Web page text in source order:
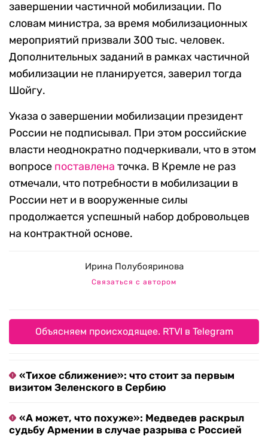
завершении частичной мобилизации. По
словам министра, за время мобилизационных
мероприятий призвали 300 тыс. человек.
Дополнительных заданий в рамках частичной
мобилизации не планируется, заверил тогда
Шойгу.
Указа о завершении мобилизации президент
России не подписывал. При этом российские
власти неоднократно подчеркивали, что в этом
вопросе поставлена точка. В Кремле не раз
отмечали, что потребности в мобилизации в
России нет и в вооруженные силы
продолжается успешный набор добровольцев
на контрактной основе.
Ирина Полубояринова
Связаться с автором
Объясняем происходящее. RTVI в Telegram
«Тихое сближение»: что стоит за первым
визитом Зеленского в Сербию
«А может, что похуже»: Медведев раскрыл
судьбу Армении в случае разрыва с Россией